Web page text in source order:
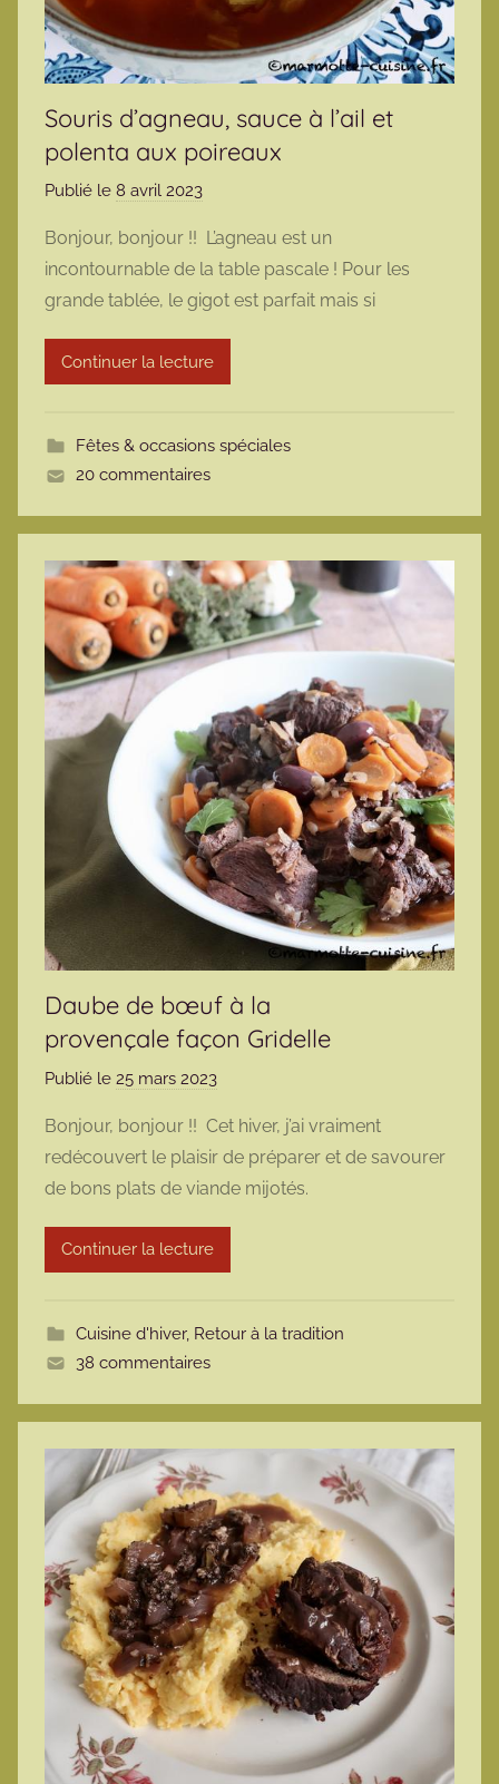
Souris d’agneau, sauce à l’ail et
polenta aux poireaux
Publié le 8 avril 2023
r
m
a
r
m
t
e
Bonjour, bonjour !! L’agneau est un
incontournable de la table pascale ! Pour les
grande tablée, le gigot est parfait mais si
Continuer la lecture
Fêtes & occasions spéciales
20 commentaires
Daube de bœuf à la
provençale façon Gridelle
Publié le 25 mars 2023
r
m
a
r
t
Bonjour, bonjour !! Cet hiver, j’ai vraiment
redécouvert le plaisir de préparer et de savourer
de bons plats de viande mijotés.
Continuer la lecture
Cuisine d'hiver, Retour à la tradition
38 commentaires